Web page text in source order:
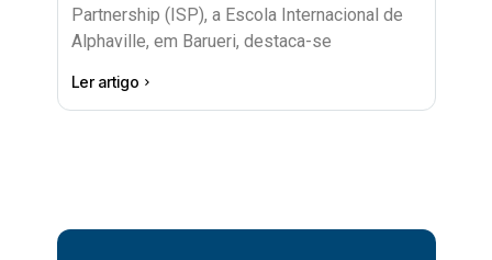
Partnership (ISP), a Escola Internacional de
Alphaville, em Barueri, destaca-se
Ler artigo